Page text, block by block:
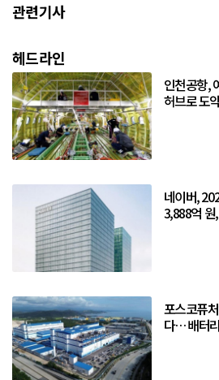
관련기사
헤드라인
인천공항,
허브로 도
네이버,
3,888억
포스코퓨
다… 배터